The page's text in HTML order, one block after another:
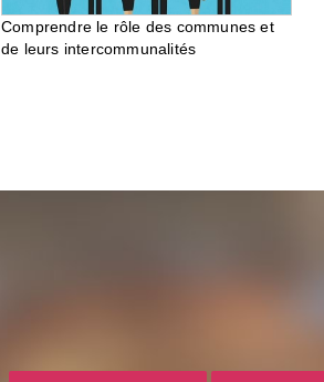
Comprendre le rôle des communes et
de leurs intercommunalités